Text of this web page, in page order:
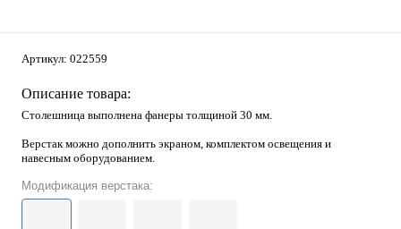
Артикул: 022559
Описание товара:
Столешница выполнена фанеры толщиной 30 мм.
Верстак можно дополнить экраном, комплектом освещения и
навесным оборудованием.
Модификация верстака: